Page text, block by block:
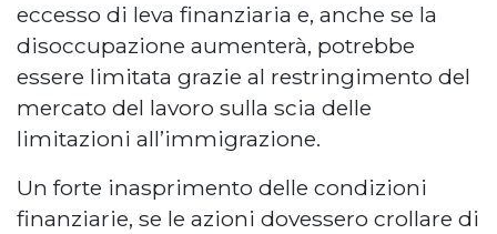
eccesso di leva finanziaria e, anche se la
disoccupazione aumenterà, potrebbe
essere limitata grazie al restringimento del
mercato del lavoro sulla scia delle
limitazioni all’immigrazione.
Un forte inasprimento delle condizioni
finanziarie, se le azioni dovessero crollare di